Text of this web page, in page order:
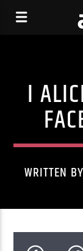
I
WRITTEN BY